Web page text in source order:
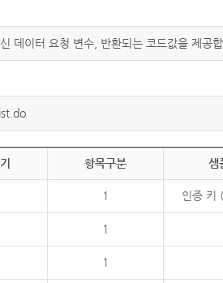
데이터 요청 변수, 반환되는 코드값을 제공합
항목구분 샘
1 인증 키
1
1